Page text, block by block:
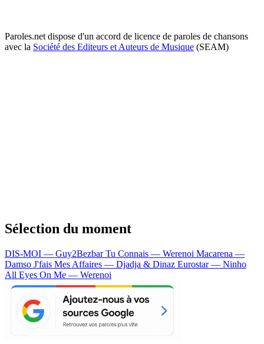
Paroles.net dispose d'un accord de licence de paroles de chansons
avec la Société des Editeurs et Auteurs de Musique (SEAM)
Sélection du moment
DIS-MOI — Guy2BezbarTu Connais — Werenoi Macarena —
Damso J'fais Mes Affaires — Djadja & Dinaz Eurostar — Ninho
All Eyes On Me — Werenoi